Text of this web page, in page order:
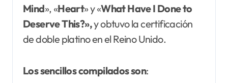
Mind», «Heart» y «What Have I Done to
DeserveThis?»,y obtuvo la certificación
de doble platino en el Reino Unido.
Los sencillos compilados son: